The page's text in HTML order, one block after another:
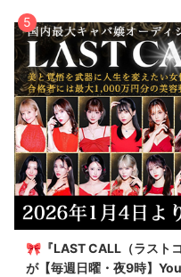
5
🎀『LAST CALL（ラスト
が【毎週日曜・夜9時】